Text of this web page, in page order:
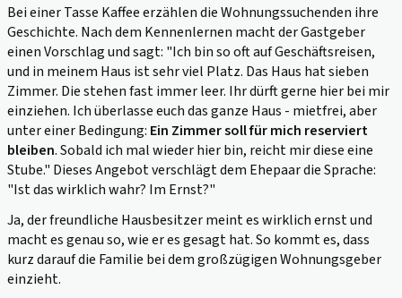
Bei einer Tasse Kaffee erzählen die Wohnungssuchenden ihre
Geschichte. Nach dem Kennenlernen macht der Gastgeber
einen Vorschlag und sagt: "Ich bin so oft auf Geschäftsreisen,
und in meinem Haus ist sehr viel Platz. Das Haus hat sieben
Zimmer. Die stehen fast immer leer. Ihr dürft gerne hier bei mir
einziehen. Ich überlasse euch das ganze Haus - mietfrei, aber
unter einer Bedingung: Ein Zimmer soll für mich reserviert
bleiben. Sobald ich mal wieder hier bin, reicht mir diese eine
Stube." Dieses Angebot verschlägt dem Ehepaar die Sprache:
"Ist das wirklich wahr? Im Ernst?"
Ja, der freundliche Hausbesitzer meint es wirklich ernst und
macht es genau so, wie er es gesagt hat. So kommt es, dass
kurz darauf die Familie bei dem großzügigen Wohnungsgeber
einzieht.